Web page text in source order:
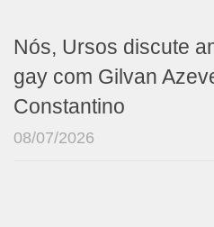
Nós, Ursos discute
gay com Gilvan
Constantino
08/07/2026